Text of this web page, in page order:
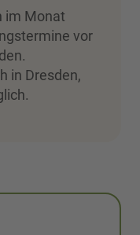
im Monat
vor
in Dresden,